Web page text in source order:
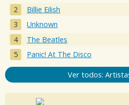
Billie Eilish
Unknown
The Beatles
Panic! At The Disco
Ver todos: